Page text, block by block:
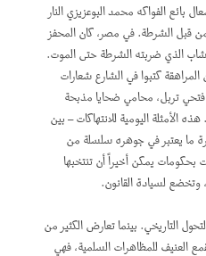
الفواكه محمد البوعزيزي النار
قبل الشرطة. في مصر، كان المحفز
الذي ضربته الشرطة حتى الموت.
كتبوا في الشارع شعارات
فتحي تربل، محامي ضحايا مذبحة
سجن أبو سليم التي وقعت عام 1996. هذه الأمثلة اليومية للانتهاكات – بين
ما يعتبر في جوهره سلسلة من
بحكومات يمكن أخيراً أن تنتخبها
لسيادة القانون.
التاريخي. بينما تعارض الكثير من
العنيف للمظاهرات السلمية، فهي